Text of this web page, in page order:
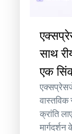
साथ
एक
क्रांति